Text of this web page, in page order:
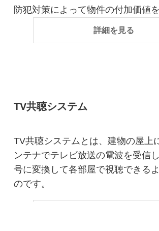
防犯対策によって物件の付加価値
詳細を見る
TV共聴システム
TV共聴システムとは、建物の屋上
ンテナでテレビ放送の電波を受信
号に変換して各部屋で視聴できる
のです。